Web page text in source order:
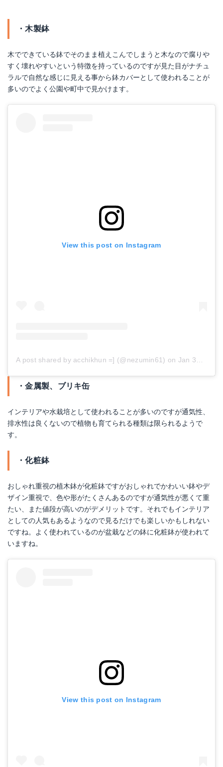
・木製鉢
木でできている鉢でそのまま植えこんでしまうと木なので腐りや
すく壊れやすいという特徴を持っているのですが見た目がナチュ
ラルで自然な感じに見える事から鉢カバーとして使われることが
多いのでよく公園や町中で見かけます。
View this post on Instagram
A post shared by acchikhun =] (@nezumin61) on Jan 30, 2018 at 5:53am PST
・金属製、ブリキ缶
インテリアや水栽培として使われることが多いのですが通気性、
排水性は良くないので植物も育てられる種類は限られるようで
す。
・化粧鉢
おしゃれ重視の植木鉢が化粧鉢ですがおしゃれでかわいい鉢やデ
ザイン重視で、色や形がたくさんあるのですが通気性が悪くて重
たい、また値段が高いのがデメリットです。それでもインテリア
としての人気もあるようなので見るだけでも楽しいかもしれない
ですね。よく使われているのが盆栽などの鉢に化粧鉢が使われて
いますね。
View this post on Instagram